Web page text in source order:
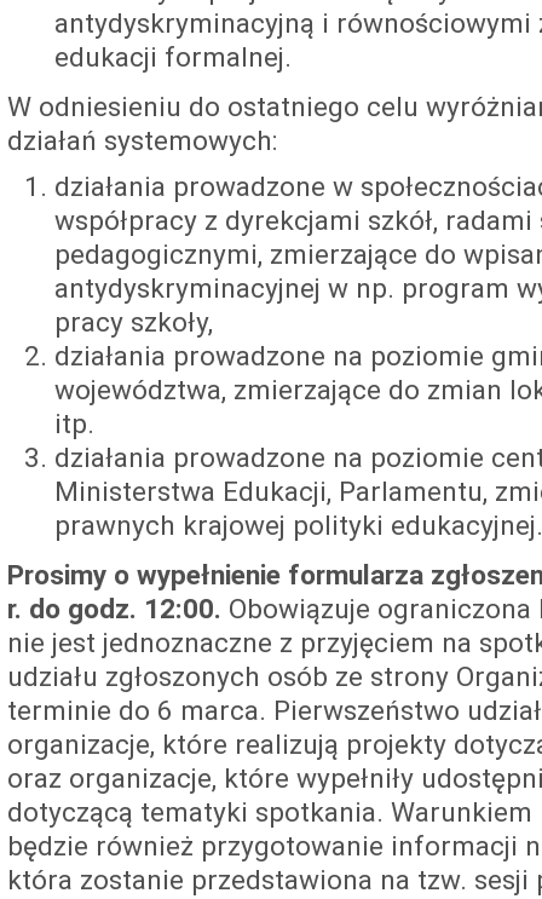
antydyskryminacyjną i równościowymi
edukacji formalnej.
W odniesieniu do ostatniego celu
działań systemowych:
działania prowadzone w
współpracy z dyrekcjami szkół, radami
pedagogicznymi, zmierzające do
antydyskryminacyjnej w np. program
pracy szkoły,
działania prowadzone na poziomie
województwa, zmierzające do zmian
itp.
działania prowadzone na poziomie
Ministerstwa Edukacji, Parlamentu,
prawnych krajowej polityki edukacyjnej.
Prosimy o wypełnienie formularza
r. do godz. 12:00. Obowiązuje ograniczona
nie jest jednoznaczne z przyjęciem na
udziału zgłoszonych osób ze strony
terminie do 6 marca. Pierwszeństwo
organizacje, które realizują projekty
oraz organizacje, które wypełniły
dotyczącą tematyki spotkania. Warunkiem
będzie również przygotowanie informacji
która zostanie przedstawiona na tzw. sesji